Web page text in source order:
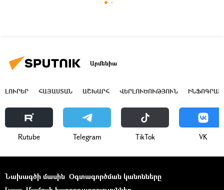
Արմենիա
ԼՈՒՐԵՐ ՀԱՅԱՍՏԱՆ ԱՇԽԱՐՀ ՎԵՐԼՈՒԾՈՒԹՅՈՒՆ
Rutube Telegram ТikТоk VK
Նախագծի մասին Օգտագործման կանոնները